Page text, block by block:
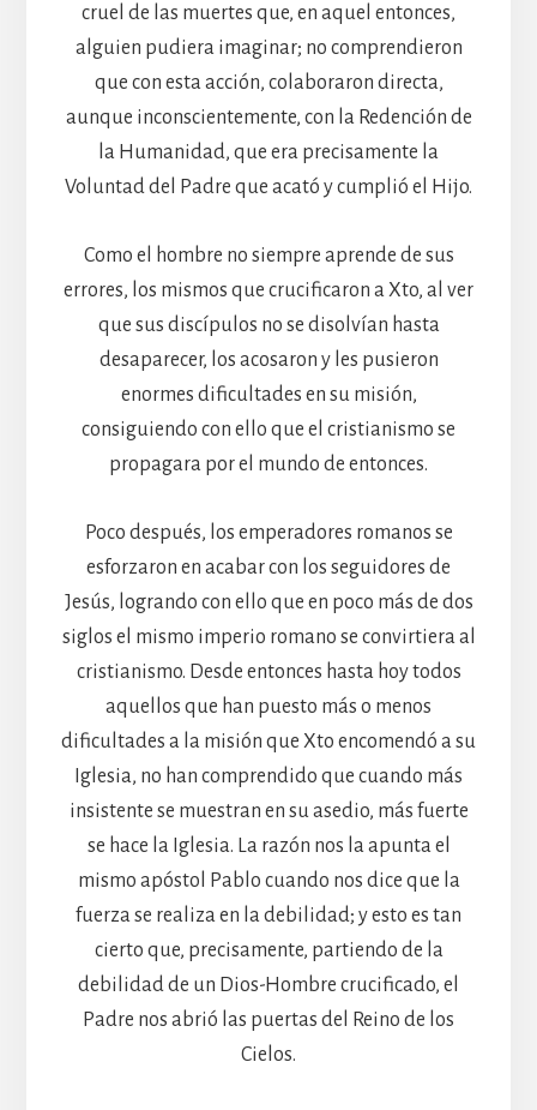
cruel de las muertes que, en aquel entonces,
alguien pudiera imaginar; no comprendieron
que con esta acción, colaboraron directa,
aunque inconscientemente, con la Redención de
la Humanidad, que era precisamente la
Voluntad del Padre que acató y cumplió el Hijo.
Como el hombre no siempre aprende de sus
errores, los mismos que crucificaron a Xto, al ver
que sus discípulos no se disolvían hasta
desaparecer, los acosaron y les pusieron
enormes dificultades en su misión,
consiguiendo con ello que el cristianismo se
propagara por el mundo de entonces.
Poco después, los emperadores romanos se
esforzaron en acabar con los seguidores de
Jesús, logrando con ello que en poco más de dos
siglos el mismo imperio romano se convirtiera al
cristianismo. Desde entonces hasta hoy todos
aquellos que han puesto más o menos
dificultades a la misión que Xto encomendó a su
Iglesia, no han comprendido que cuando más
insistente se muestran en su asedio, más fuerte
se hace la Iglesia. La razón nos la apunta el
mismo apóstol Pablo cuando nos dice que la
fuerza se realiza en la debilidad; y esto es tan
cierto que, precisamente, partiendo de la
debilidad de un Dios-Hombre crucificado, el
Padre nos abrió las puertas del Reino de los
Cielos.